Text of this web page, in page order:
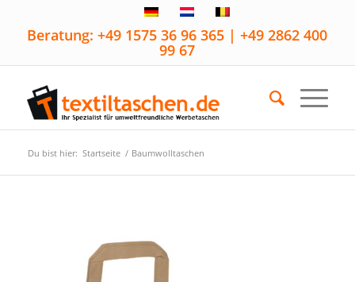
Beratung: +49 1575 36 96 365 | +49 2862 400
99 67
Du bist hier: Startseite / Baumwolltaschen